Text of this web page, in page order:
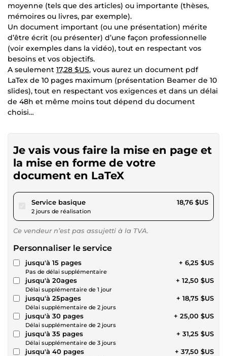
moyenne (tels que des articles) ou importante (thèses,
mémoires ou livres, par exemple).
Un document important (ou une présentation) mérite
d’être écrit (ou présenter) d’une façon professionnelle
(voir exemples dans la vidéo), tout en respectant vos
besoins et vos objectifs.
A seulement 17,28 $US, vous aurez un document pdf
LaTex de 10 pages maximum (présentation Beamer de 10
slides), tout en respectant vos exigences et dans un délai
de 48h et même moins tout dépend du document
choisi…
Je vais vous faire la mise en page et
la mise en forme de votre
document en LaTeX
Service basiquepour 17,28 $US
2 jours de réalisation
18,76 $US
Ce vendeur n’est pas assujetti à la TVA.
Personnaliser le service
jusqu'à 15 pages
Pas de délai supplémentaire
+ 6,25 $US
jusqu'à 20ages
Délai supplémentaire de 1 jour
+ 12,50 $US
jusqu'à 25pages
Délai supplémentaire de 2 jours
+ 18,75 $US
jusqu'à 30 pages
Délai supplémentaire de 2 jours
+ 25,00 $US
jusqu'à 35 pages
Délai supplémentaire de 3 jours
+ 31,25 $US
jusqu'à 40 pages + 37,50 $US